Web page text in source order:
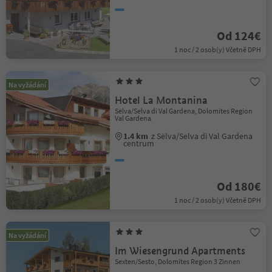
Od 124€
1 noc / 2 osob(y) Včetně DPH
Na vyžádání
Hotel La Montanina
Sëlva/Selva di Val Gardena, Dolomites Region
Val Gardena
1.4 km z Sëlva/Selva di Val Gardena
centrum
Od 180€
1 noc / 2 osob(y) Včetně DPH
Na vyžádání
Im Wiesengrund Apartments
Sexten/Sesto, Dolomites Region 3 Zinnen